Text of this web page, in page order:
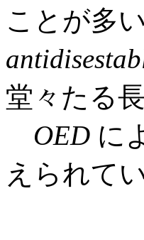
ことが多
堂々たる
OED に
えられて